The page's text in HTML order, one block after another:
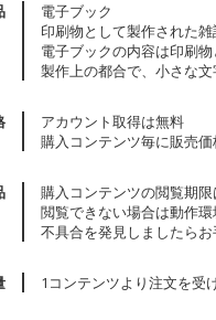
電子ブック
印刷物として製作された
電子ブックの内容は印刷
製作上の都合で、小さな
アカウント取得は無料
購入コンテンツ毎に販売
購入コンテンツの閲覧期
閲覧できない場合は動作
不具合を発見しましたら
1コンテンツより注文を受